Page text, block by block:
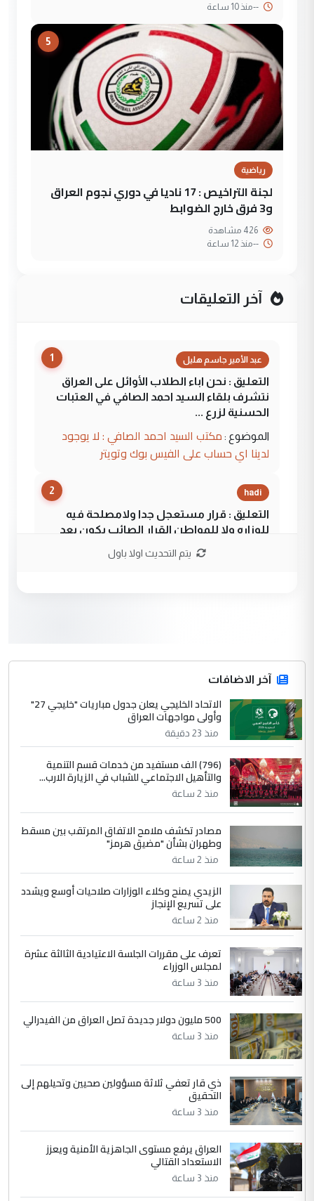
--منذ 10 ساعة
5
رياضية
لجنة التراخيص : 17 ناديا في دوري نجوم العراق
و3 فرق خارج الضوابط
--منذ 12 ساعة
آخر التعليقات
1 عبد الأمير جاسم هليل
التعليق : نحن اباء الطلاب الأوائل على العراق
نتشرف بلقاء السيد احمد الصافي في العتبات
الحسنية لزرع ...
الموضوع : مكتب السيد احمد الصافي : لا يوجود
لدينا اي حساب على الفيس بوك وتويتر
2 hadi
التعليق : قرار مستعجل جدا ولامصلحة فيه
للوزاره ولا للمواطن القرار الصائب يكون بعد
جنسية الرافد الثالث للعراق ومن اصول عريقة
ابا فرات ...
الموضوع :
الجواهري يرد على صدام حسين سل
مضجعيك يابن الزنا (نص كامل)
سردار
التعليق : واحد من عصابة علي ماما يسقط
جنسية الرافد الثالث للعراق ومن اصول عريقة
ابا فرات ...
الجواهري يرد على صدام حسين سل
مضجعيك يابن الزنا (نص كامل)
5
التعليق : تحياتي لك استاذ حامدتركان. كلام
دقيق ومسؤول؛ فالاستثمار الحقيقي للإنسان
الموضوع :
بين الإهمال واغتصاب الأرض.. بلاد
الرافدين تعاني الجفاف والتصحر!!
يتم التحديث اولا باول
آخر الاضافات
الاتحاد الخليجي يعلن جدول مباريات "خليجي 27"
وأولى مواجهات العراق
منذ 23 دقيقة
(796) الف مستفيد من خدمات قسم التنمية
والتأهيل الاجتماعي للشباب في الزيارة الارب...
منذ 2 ساعة
مصادر تكشف ملامح الاتفاق المرتقب بين مسقط
وطهران بشأن "مضيق هرمز"
منذ 2 ساعة
الزيدي يمنح وكلاء الوزارات صلاحيات أوسع ويشدد
على تسريع الإنجاز
منذ 2 ساعة
تعرف على مقررات الجلسة الاعتيادية الثالثة عشرة
لمجلس الوزراء
منذ 3 ساعة
500 مليون دولار جديدة تصل العراق من الفيدرالي
منذ 3 ساعة
ذي قار تعفي ثلاثة مسؤولين صحيين وتحيلهم إلى
التحقيق
منذ 3 ساعة
العراق يرفع مستوى الجاهزية الأمنية ويعزز
الاستعداد القتالي
منذ 3 ساعة